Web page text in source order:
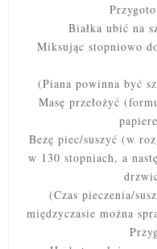
Białka ubić na
Miksując stopniowo
(Piana powinna być
Masę przełożyć
Bezę piec/suszyć (w
w 130 stopniach, a
(Czas pieczenia/
międzyczasie można